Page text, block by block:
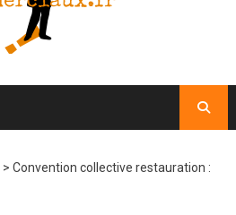
> Convention collective restauration :